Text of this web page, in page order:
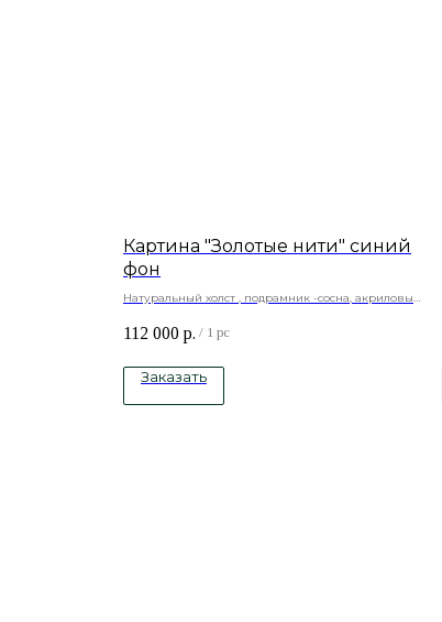
Картина "Золотые нити" синий
фон
Натуральный холст , подрамник -сосна, акриловые
112 000 р. / 1 pc
Заказать